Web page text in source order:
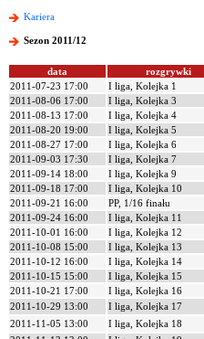
Kariera
Sezon 2011/12
data rozgrywki
2011-07-23 17:00
I liga, Kolejka 1
2011-08-06 17:00
I liga, Kolejka 3
2011-08-13 17:00
I liga, Kolejka 4
2011-08-20 19:00
I liga, Kolejka 5
2011-08-27 17:00
I liga, Kolejka 6
2011-09-03 17:30
I liga, Kolejka 7
2011-09-14 18:00
I liga, Kolejka 9
2011-09-18 17:00
I liga, Kolejka 10
2011-09-21 16:00
PP, 1/16 finału
2011-09-24 16:00
I liga, Kolejka 11
2011-10-01 16:00
I liga, Kolejka 12
2011-10-08 15:00
I liga, Kolejka 13
2011-10-12 16:00
I liga, Kolejka 14
2011-10-15 15:00
I liga, Kolejka 15
2011-10-21 17:00
I liga, Kolejka 16
2011-10-29 13:00
I liga, Kolejka 17
2011-11-05 13:00
I liga, Kolejka 18